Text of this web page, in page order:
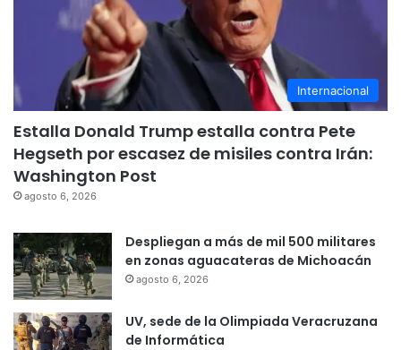
Internacional
Estalla Donald Trump estalla contra Pete
Hegseth por escasez de misiles contra Irán:
Washington Post
agosto 6, 2026
Despliegan a más de mil 500 militares
en zonas aguacateras de Michoacán
agosto 6, 2026
UV, sede de la Olimpiada Veracruzana
de Informática